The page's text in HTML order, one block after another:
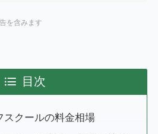
を含みます
目次
スクールの料金相場